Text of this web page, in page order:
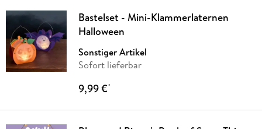
Bastelset - Mini-Klammerlaternen
Halloween
Sonstiger Artikel
Sofort lieferbar
9,99 €*